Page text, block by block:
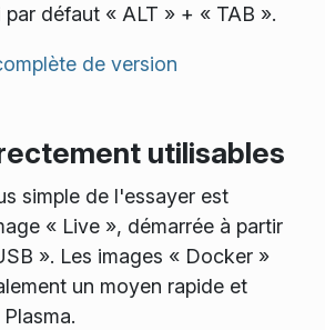
défaut « ALT » + « TAB ».
de version
utilisables
simple de l'essayer est
« Live », démarrée à partir
». Les images « Docker »
un moyen rapide et